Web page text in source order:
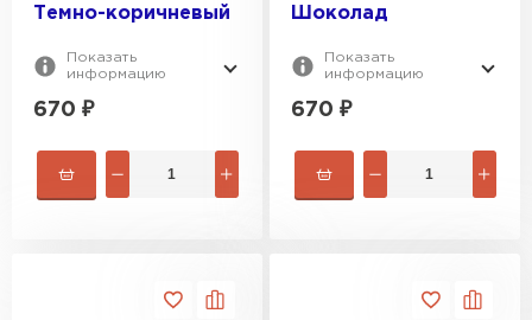
Темно-коричневый
Показать
информацию
670 ₽
Шоколад
Показать
информацию
670 ₽